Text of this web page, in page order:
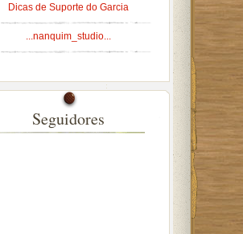
Dicas de Suporte do Garcia
...nanquim_studio...
Seguidores